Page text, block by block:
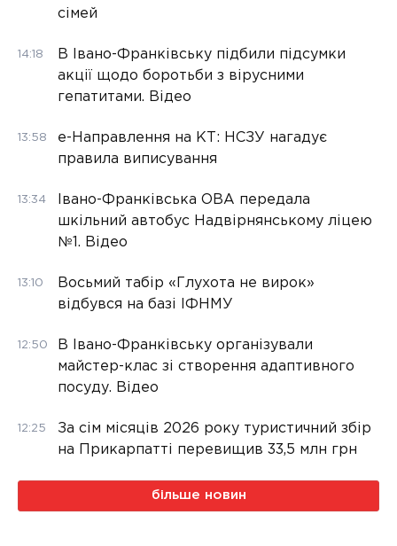
сімей
14:18
В Івано-Франківську підбили підсумки
акції щодо боротьби з вірусними
гепатитами. Відео
13:58
е-Направлення на КТ: НСЗУ нагадує
правила виписування
13:34
Івано-Франківська ОВА передала
шкільний автобус Надвірнянському ліцею
№1. Відео
13:10
Восьмий табір «Глухота не вирок»
відбувся на базі ІФНМУ
12:50
В Івано-Франківську організували
майстер-клас зі створення адаптивного
посуду. Відео
12:25
За сім місяців 2026 року туристичний збір
на Прикарпатті перевищив 33,5 млн грн
більше новин